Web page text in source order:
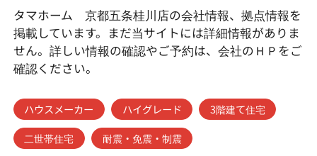
タマホーム 京都五条桂川店の会社情報、拠点情報を
掲載しています。まだ当サイトには詳細情報がありま
せん。詳しい情報の確認やご予約は、会社のＨＰをご
確認ください。
ハウスメーカー ハイグレード
3階建て住宅
二世帯住宅
耐震・免震・制震